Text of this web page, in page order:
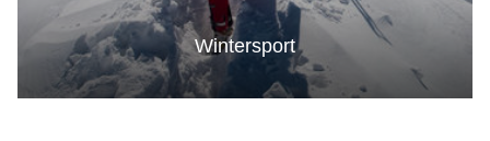
Wintersport